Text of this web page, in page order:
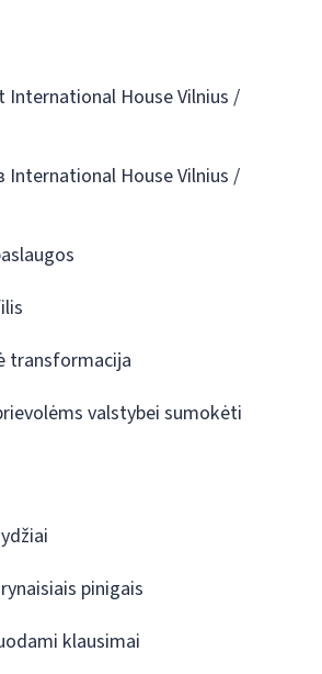
International House Vilnius /
International House Vilnius /
transformacija
valstybei sumokėti
pinigais
klausimai